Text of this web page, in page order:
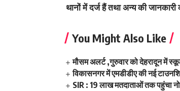
थानों में दर्ज हैं तथा अन्य की जानकारी
You Might Also Like
मौसम अलर्ट ,गुरुवार को देहरादून में
विकासनगर में एमडीडीए की नई
SIR : 19 लाख मतदाताओं तक पहुंचा